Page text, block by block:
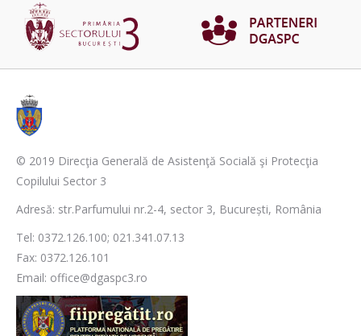
© 2019 Direcţia Generală de Asistenţă Socială şi Protecţia
Copilului Sector 3
Adresă: str.Parfumului nr.2-4, sector 3, București, România
Tel: 0372.126.100; 021.341.07.13
Fax: 0372.126.101
Email: office@dgaspc3.ro